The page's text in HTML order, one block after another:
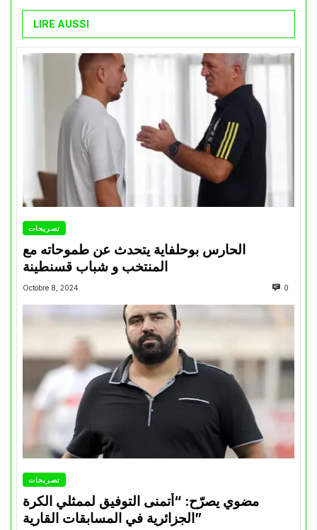
LIRE AUSSI
تصريحات
الحارس بوحلفاية يتحدث عن طموحاته مع
المنتخب و شباب قسنطينة
Octobre 8, 2024 0
تصريحات
مضوي يصرّح: “أتمنى التوفيق لممثلي الكرة
الجزائرية في المسابقات القارية”